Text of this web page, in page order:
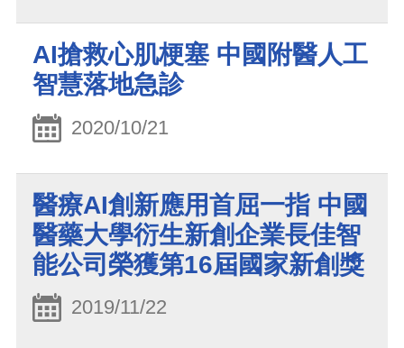
AI搶救心肌梗塞 中國附醫人工
智慧落地急診
2020/10/21
醫療AI創新應用首屈一指 中國
醫藥大學衍生新創企業長佳智
能公司榮獲第16屆國家新創獎
2019/11/22